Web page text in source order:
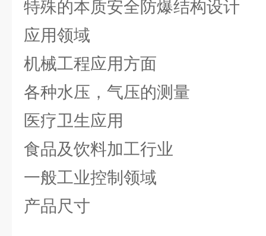
特殊的本质安全防爆结构设计
应用领域
机械工程应用方面
各种水压，气压的测量
医疗卫生应用
食品及饮料加工行业
一般工业控制领域
产品尺寸